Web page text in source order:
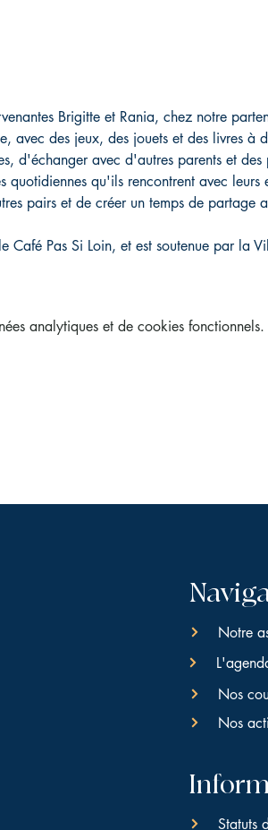
Brigitte et Rania, chez notre
avec des jeux, des jouets et des livres à
d'échanger avec d'autres parents et des
qu'ils rencontrent avec leurs
pairs et de créer un temps de partage
Pas Si Loin, et est soutenue par la
analytiques et de cookies fonctionnels.
Notre
Nos
Nos
Statuts